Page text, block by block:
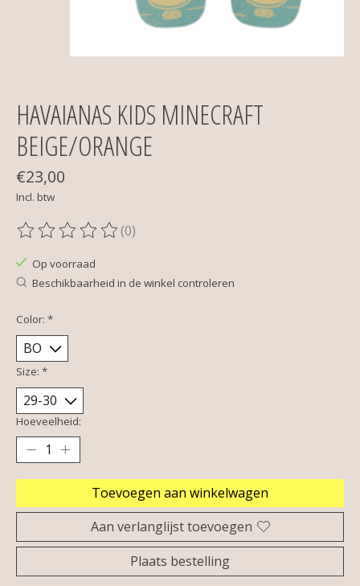
HAVAIANAS KIDS MINECRAFT
BEIGE/ORANGE
€23,00
Incl. btw
De beoordeling van dit product is
(0)
Op voorraad
Beschikbaarheid in de winkel controleren
Color: *
Size: *
Hoeveelheid:
Toevoegen aan winkelwagen
Aan verlanglijst toevoegen
Plaats bestelling